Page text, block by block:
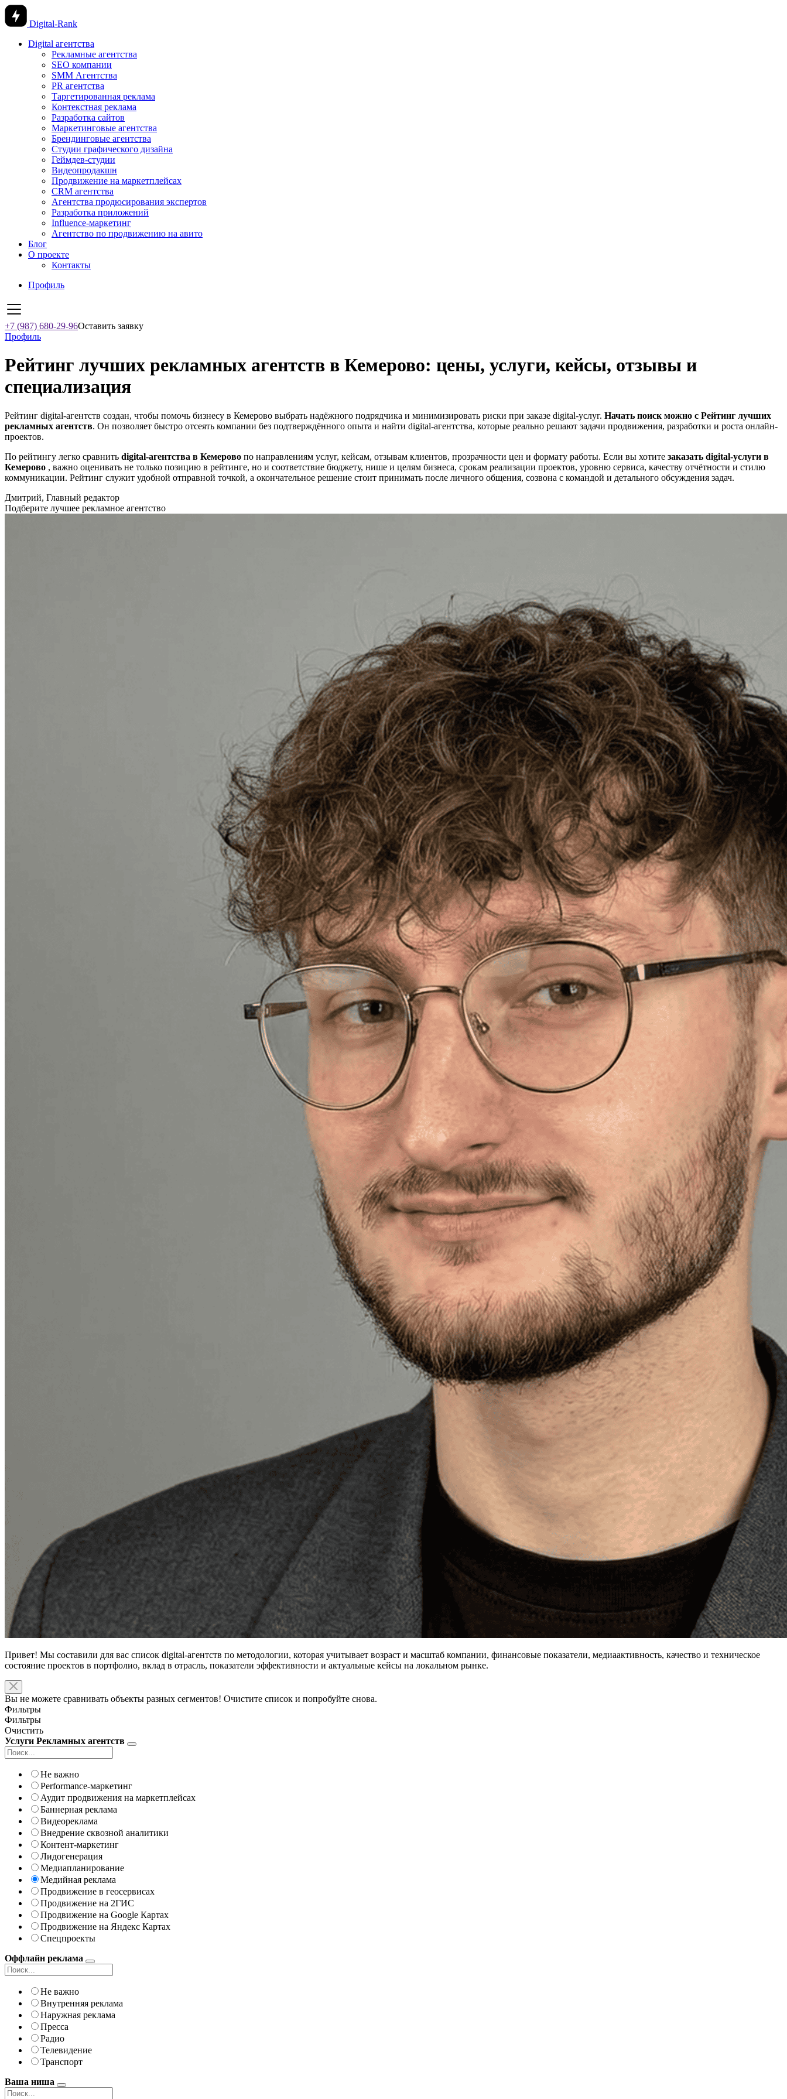
Digital-Rank
Digital агентства
Рекламные агентства
SEO компании
SMM Агентства
PR агентства
Таргетированная реклама
Контекстная реклама
Разработка сайтов
Маркетинговые агентства
Брендинговые агентства
Студии графического дизайна
Геймдев-студии
Видеопродакшн
Продвижение на маркетплейсах
CRM агентства
Агентства продюсирования экспертов
Разработка приложений
Influence-маркетинг
Агентство по продвижению на авито
Блог
О проекте
Контакты
Профиль
+7 (987) 680-29-96Оставить заявку
Профиль
Рейтинг лучших рекламных агентств в Кемерово: цены, услуги, кейсы, отзывы и
специализация
Рейтинг digital-агентств создан, чтобы помочь бизнесу в Кемерово выбрать надёжного подрядчика и минимизировать риски при заказе digital-услуг. Начать поиск можно с Рейтинг лучших
рекламных агентств. Он позволяет быстро отсеять компании без подтверждённого опыта и найти digital-агентства, которые реально решают задачи продвижения, разработки и роста онлайн-
проектов.
По рейтингу легко сравнить digital-агентства в Кемерово по направлениям услуг, кейсам, отзывам клиентов, прозрачности цен и формату работы. Если вы хотите заказать digital-услуги в
Кемерово , важно оценивать не только позицию в рейтинге, но и соответствие бюджету, нише и целям бизнеса, срокам реализации проектов, уровню сервиса, качеству отчётности и стилю
коммуникации. Рейтинг служит удобной отправной точкой, а окончательное решение стоит принимать после личного общения, созвона с командой и детального обсуждения задач.
Дмитрий, Главный редактор
Подберите лучшее рекламное агентство
Привет! Мы составили для вас список digital-агентств по методологии, которая учитывает возраст и масштаб компании, финансовые показатели, медиаактивность, качество и техническое
состояние проектов в портфолио, вклад в отрасль, показатели эффективности и актуальные кейсы на локальном рынке.
Вы не можете сравнивать объекты разных сегментов! Очистите список и попробуйте снова.
Фильтры
Фильтры
Очистить
Услуги Рекламных агентств
Не важно
Performance-маркетинг
Аудит продвижения на маркетплейсах
Баннерная реклама
Видеореклама
Внедрение сквозной аналитики
Контент-маркетинг
Лидогенерация
Медиапланирование
Медийная реклама
Продвижение в геосервисах
Продвижение на 2ГИС
Продвижение на Google Картах
Продвижение на Яндекс Картах
Спецпроекты
Оффлайн реклама
Не важно
Внутренняя реклама
Наружная реклама
Пресса
Радио
Телевидение
Транспорт
Ваша ниша